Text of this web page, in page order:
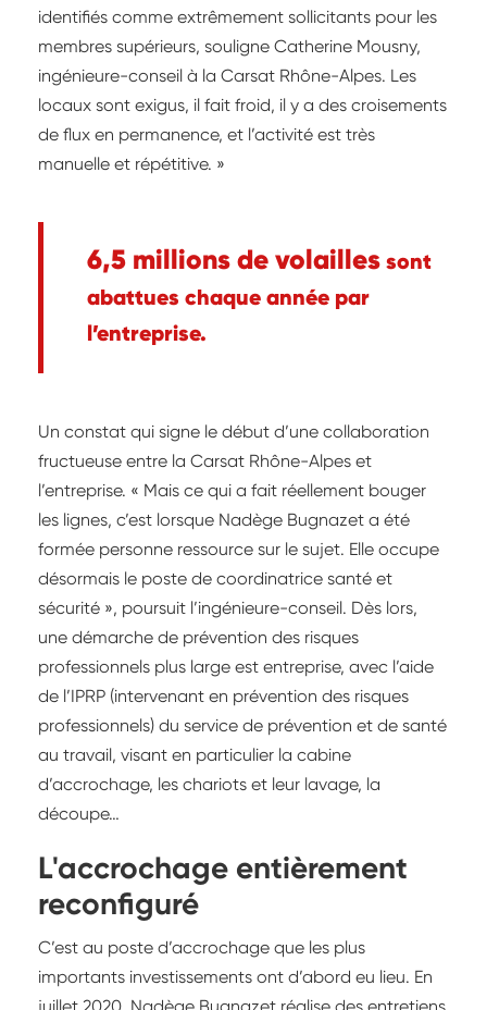
identifiés comme extrêmement sollicitants pour les
membres supérieurs, souligne Catherine Mousny,
ingénieure-conseil à la Carsat Rhône-Alpes. Les
locaux sont exigus, il fait froid, il y a des croisements
de flux en permanence, et l’activité est très
manuelle et répétitive. »
6,5 millions de volailles sont
abattues chaque année par
l’entreprise.
Un constat qui signe le début d’une collaboration
fructueuse entre la Carsat Rhône-Alpes et
l’entreprise. « Mais ce qui a fait réellement bouger
les lignes, c’est lorsque Nadège Bugnazet a été
formée personne ressource sur le sujet. Elle occupe
désormais le poste de coordinatrice santé et
sécurité », poursuit l’ingénieure-conseil. Dès lors,
une démarche de prévention des risques
professionnels plus large est entreprise, avec l’aide
de l’IPRP (intervenant en prévention des risques
professionnels) du service de prévention et de santé
au travail, visant en particulier la cabine
d’accrochage, les chariots et leur lavage, la
découpe…
L'accrochage entièrement
reconfiguré
C’est au poste d’accrochage que les plus
importants investissements ont d’abord eu lieu. En